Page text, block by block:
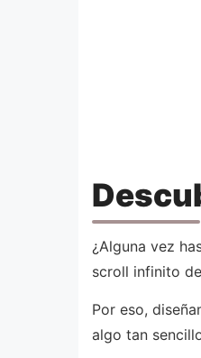
¿Alguna vez
scroll infinito
Por eso,
algo tan